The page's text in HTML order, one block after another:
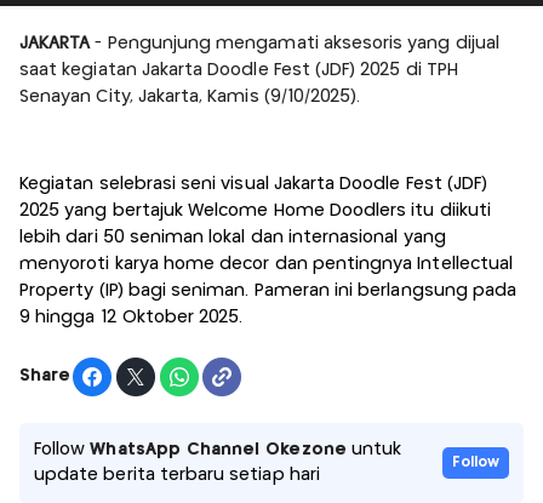
JAKARTA - Pengunjung mengamati aksesoris yang dijual
saat kegiatan Jakarta Doodle Fest (JDF) 2025 di TPH
Senayan City, Jakarta, Kamis (9/10/2025).
Kegiatan selebrasi seni visual Jakarta Doodle Fest (JDF)
2025 yang bertajuk Welcome Home Doodlers itu diikuti
lebih dari 50 seniman lokal dan internasional yang
menyoroti karya home decor dan pentingnya Intellectual
Property (IP) bagi seniman. Pameran ini berlangsung pada
9 hingga 12 Oktober 2025.
Share
FollowWhatsApp Channel Okezone untuk
update berita terbaru setiap hari
Follow